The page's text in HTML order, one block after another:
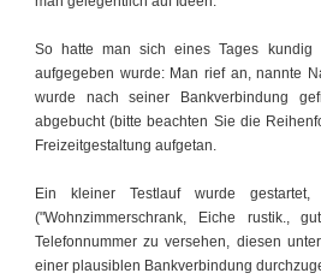
So hatte man sich eines Tages kundig
aufgegeben wurde: Man rief an, nannte
wurde nach seiner Bankverbindung
abgebucht (bitte beachten Sie die
Freizeitgestaltung aufgetan.
Ein kleiner Testlauf wurde
("Wohnzimmerschrank, Eiche rustik.,
Telefonnummer zu versehen, diesen
einer plausiblen Bankverbindung